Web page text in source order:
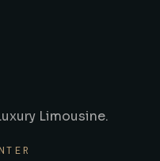
Limousine.